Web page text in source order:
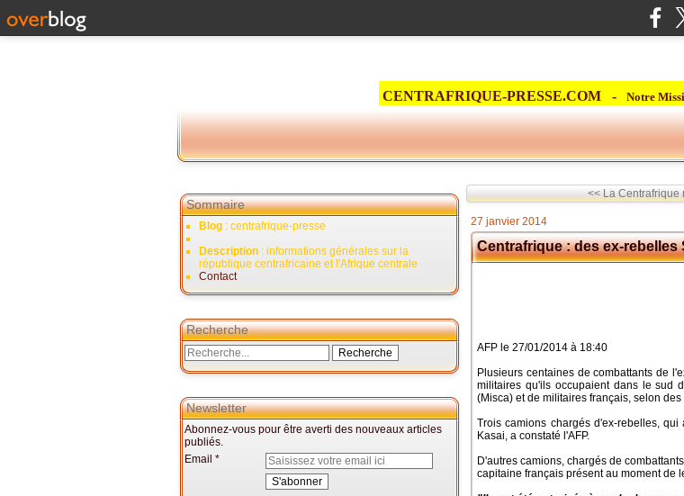
CENTRAFRIQUE-PRESSE.COM - Notre
Sommaire
Blog : centrafrique-presse
Description : informations générales sur la
république centrafricaine et l'Afrique centrale
Contact
Recherche
Newsletter
Abonnez-vous pour être averti des nouveaux articles
publiés.
Email
<< La Centrafrique
27 janvier 2014
Centrafrique : des ex-
AFP le 27/01/2014 à 18:40
Plusieurs centaines de combattants de
militaires qu'ils occupaient dans le sud
(Misca) et de militaires français, selon
Trois camions chargés d'ex-rebelles,
Kasai, a constaté l'AFP.
D'autres camions, chargés de
capitaine français présent au moment de